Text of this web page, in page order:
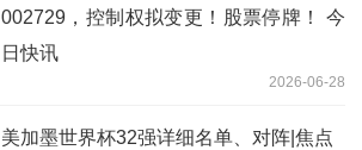
002729，控制权拟变更！股票停牌！ 今
日快讯
2026-06-28
美加墨世界杯32强详细名单、对阵|焦点